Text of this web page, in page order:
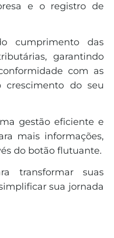
e o registro de
cumprimento das
garantindo
com as
do seu
gestão eficiente e
mais informações,
do botão flutuante.
transformar suas
sua jornada